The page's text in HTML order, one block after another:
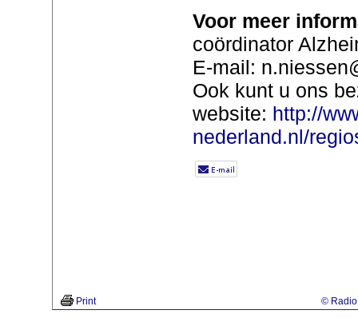
Voor meer
coördinator
E-mail:
Ook kunt u ons
website: http://
nederland.nl/
Print © Radio